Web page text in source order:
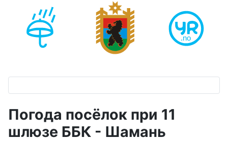
Погода посёлок при 11
шлюзе ББК - Шамань